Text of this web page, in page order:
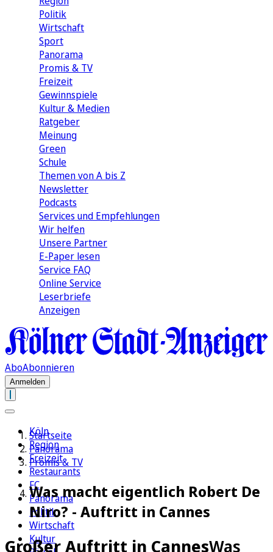
Politik
Wirtschaft
Sport
Panorama
Promis & TV
Freizeit
Gewinnspiele
Kultur & Medien
Ratgeber
Meinung
Green
Schule
Themen von A bis Z
Newsletter
Podcasts
Services und Empfehlungen
Wir helfen
Unsere Partner
E-Paper lesen
Service FAQ
Online Service
Leserbriefe
Anzeigen
AboAbonnieren
Anmelden
Köln
Region
Freizeit
Restaurants
FC
Panorama
Politik
Wirtschaft
Kultur
Startseite
Panorama
Promis & TV
Was macht eigentlich Robert De
Niro? - Auftritt in Cannes
Großer Auftritt in CannesWas